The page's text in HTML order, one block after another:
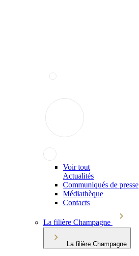
Voir tout
Actualités
Communiqués de presse
Médiathèque
Contacts
La filière Champagne
La filière Champagne